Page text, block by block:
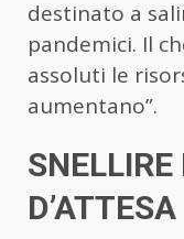
destinato a
pandemici. Il
assoluti le
aumentano”.
SNELLIRE